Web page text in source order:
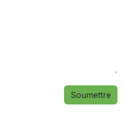
Soumettre